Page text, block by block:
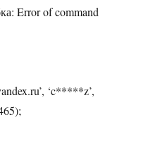
Error of command
‘c*****z’,